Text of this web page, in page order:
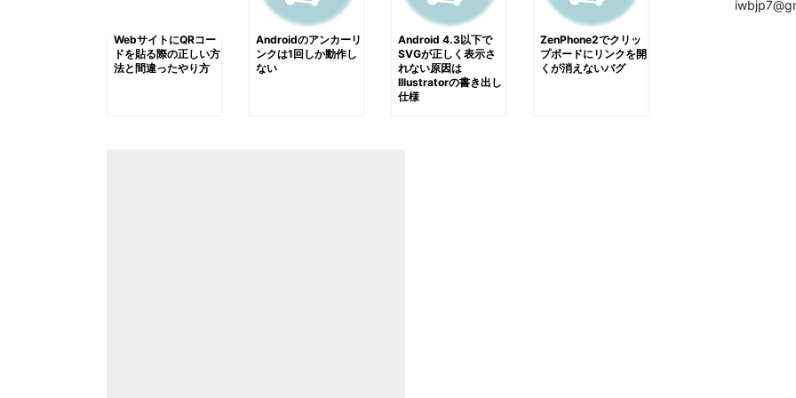
WebサイトにQRコー
ドを貼る際の正しい方
法と間違ったやり方
Androidのアンカーリ
ンクは1回しか動作し
ない
Android 4.3以下で
SVGが正しく表示さ
れない原因は
Illustratorの書き出し
仕様
ZenPhone2でクリッ
プボードにリンクを開
くが消えないバグ